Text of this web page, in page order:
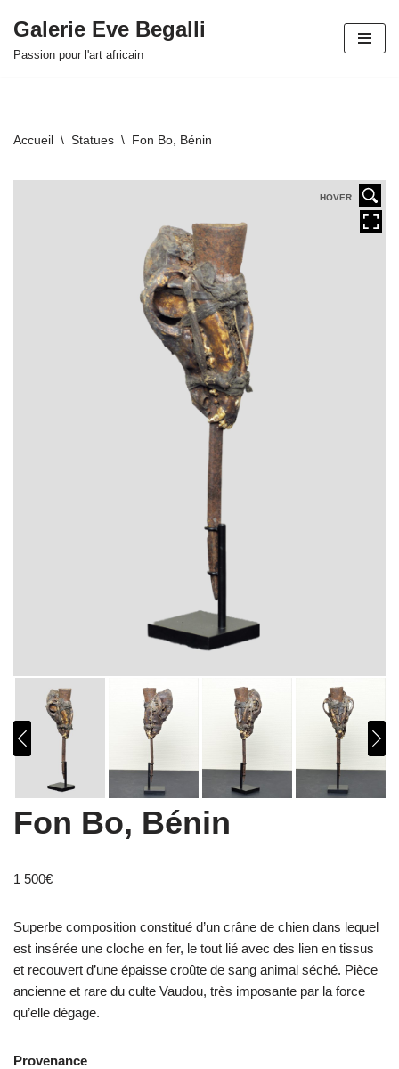
Aller
Galerie Eve Begalli
Passion pour l'art africain
Accueil \ Statues \ Fon Bo, Bénin
HOVER
Fon Bo, Bénin
1 500€
Superbe composition constitué d’un crâne de chien dans lequel
est insérée une cloche en fer, le tout lié avec des lien en tissus
et recouvert d’une épaisse croûte de sang animal séché. Pièce
ancienne et rare du culte Vaudou, très imposante par la force
qu’elle dégage.
Provenance